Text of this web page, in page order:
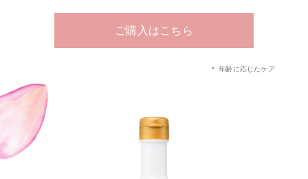
ご購入はこちら
＊ 年齢に応じたケア